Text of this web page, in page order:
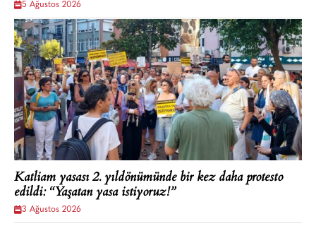
5 Ağustos 2026
Katliam yasası 2. yıldönümünde bir kez daha protesto
edildi: “Yaşatan yasa istiyoruz!”
3 Ağustos 2026